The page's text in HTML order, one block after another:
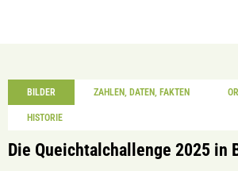
BILDER ZAHLEN, DATEN, FAKTEN
HISTORIE
Die Queichtalchallenge 2025 in